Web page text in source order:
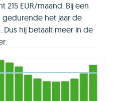
EUR/maand. Bij een
het jaar de
hij betaalt meer in de